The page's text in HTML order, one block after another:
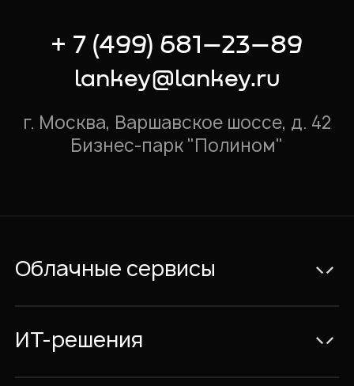
г. Москва, Варшавское шоссе, д. 42
Бизнес-парк "Полином"
+ 7 (499) 681–23–89
lankey@lankey.ru
Облачные сервисы
Видеоконференции и IP-телефония
ИТ-решения